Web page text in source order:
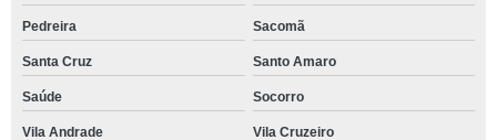
Pedreira Sacomã
Santa Cruz Santo Amaro
Saúde Socorro
Vila Andrade Vila Cruzeiro